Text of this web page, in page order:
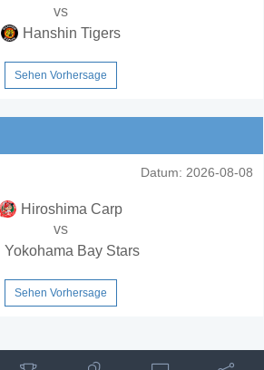
vs
Hanshin Tigers
Sehen Vorhersage
Datum: 2026-08-08
Hiroshima Carp
vs
Yokohama Bay Stars
Sehen Vorhersage